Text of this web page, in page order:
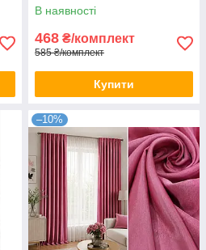
В наявності
468 ₴/комплект
585 ₴/комплект
Купити
–10%